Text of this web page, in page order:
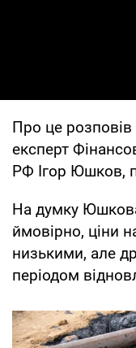
Про це розповів
експерт
РФ Ігор Юшков,
На думку
ймовірно, ціни
низькими, але
періодом